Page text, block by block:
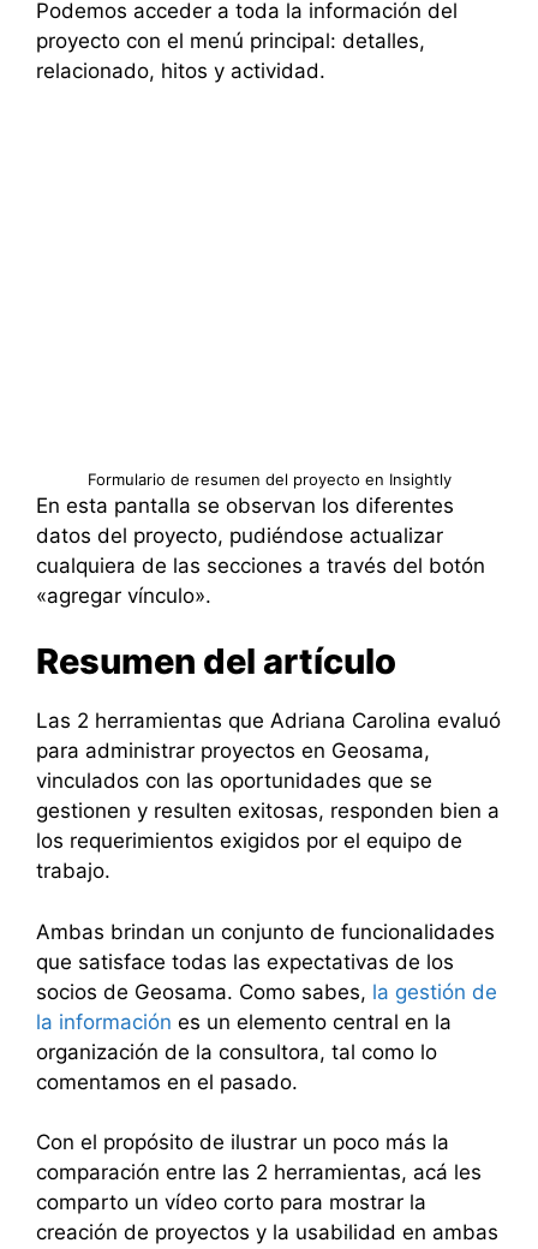
Podemos acceder a toda la información del
proyecto con el menú principal: detalles,
relacionado, hitos y actividad.
Formulario de resumen del proyecto en Insightly
En esta pantalla se observan los diferentes
datos del proyecto, pudiéndose actualizar
cualquiera de las secciones a través del botón
«agregar vínculo».
Resumen del artículo
Las 2 herramientas que Adriana Carolina evaluó
para administrar proyectos en Geosama,
vinculados con las oportunidades que se
gestionen y resulten exitosas, responden bien a
los requerimientos exigidos por el equipo de
trabajo.
Ambas brindan un conjunto de funcionalidades
que satisface todas las expectativas de los
socios de Geosama. Como sabes, la gestión de
la información es un elemento central en la
organización de la consultora, tal como lo
comentamos en el pasado.
Con el propósito de ilustrar un poco más la
comparación entre las 2 herramientas, acá les
comparto un vídeo corto para mostrar la
creación de proyectos y la usabilidad en ambas